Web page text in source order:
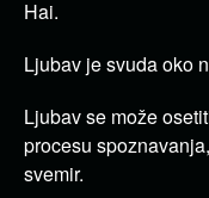
Hai.
Ljubav je svuda oko
Ljubav se može
procesu
svemir.